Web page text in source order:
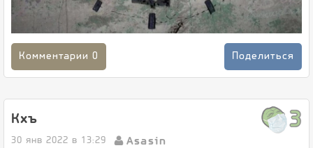
Комментарии 0 Поделиться
Кхъ 3
30 янв 2022 в 13:29 Asasin